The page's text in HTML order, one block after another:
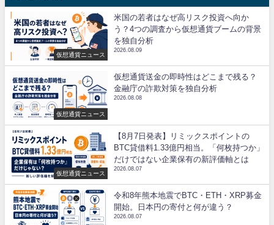
仮想通貨ニュース
米国の若者はなぜ高リスク投資へ向か
う？4つの調査から仮想通貨ブームの背景
を独自分析
2026.08.09
仮想通貨ニュース
仮想通貨送金の即時性はどこまで残る？
金融庁の詐欺対策を独自分析
2026.08.08
仮想通貨ニュース
【8月7日発表】リミックスポイントの
BTC貸借料1.33億円相当。「何枚持つか」
だけではない企業保有の新評価軸とは
2026.08.07
令和8年熊本地震でBTC・ETH・XRP募金
開始。日本円の寄付と何が違う？
2026.08.07